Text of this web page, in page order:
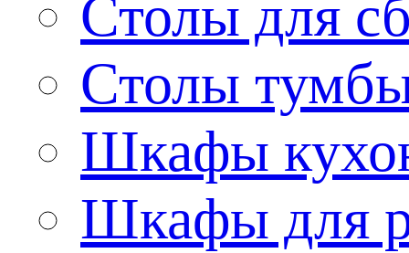
Столы для
Столы
Шкафы
Шкафы для